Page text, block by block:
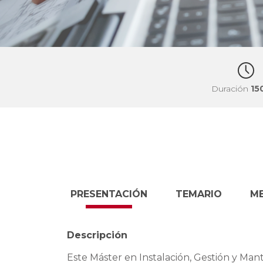
Duración
PRESENTACIÓN
Descripción
Este Máster en Instalación, Gestión y
TEMARIO